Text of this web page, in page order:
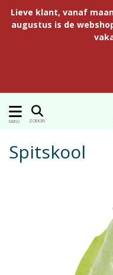
Lieve klant, vanaf
augustus is de
MENU ZOEKEN
Spitskool